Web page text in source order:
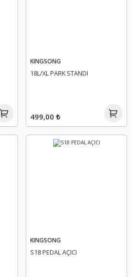
KINGSONG
18L/XL PARK STANDI
499,00 ₺
KINGSONG
S18 PEDAL AÇICI